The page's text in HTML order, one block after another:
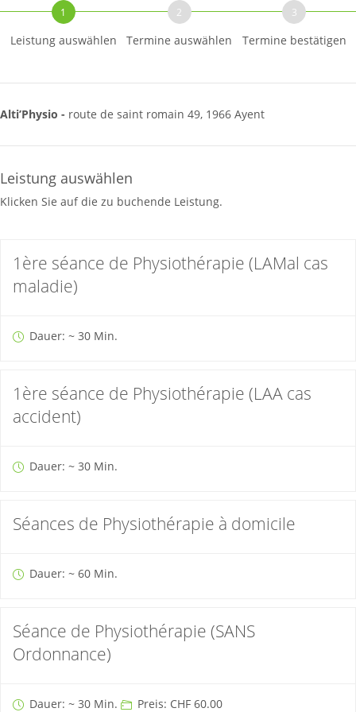
1
Leistung auswählen
2
Termine auswählen
3
Termine bestätigen
Alti’Physio - route de saint romain 49, 1966 Ayent
Leistung auswählen
Klicken Sie auf die zu buchende Leistung.
1ère séance de Physiothérapie (LAMal cas
maladie)
Dauer: ~ 30 Min.
1ère séance de Physiothérapie (LAA cas
accident)
Dauer: ~ 30 Min.
Séances de Physiothérapie à domicile
Dauer: ~ 60 Min.
Séance de Physiothérapie (SANS
Ordonnance)
Dauer: ~ 30 Min. Preis: CHF 60.00